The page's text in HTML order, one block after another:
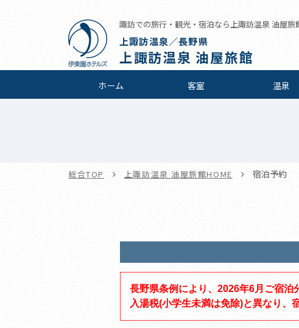
諏訪での旅行・観光・宿泊なら上諏訪温泉 油屋旅
上諏訪温泉／長野県
上諏訪温泉 油屋旅館
ホーム 客室 温泉
総合TOP 上諏訪温泉 油屋旅館HOME 宿泊予約
長野県条例により、2026年6月ご宿泊
入湯税(小学生未満は免除)と異なり、